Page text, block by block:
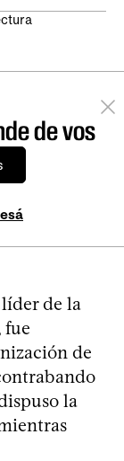
de vos
de la
fue
de
la